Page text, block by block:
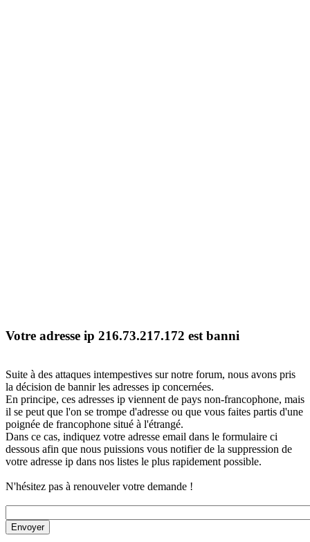
Votre adresse ip 216.73.217.172 est banni
Suite à des attaques intempestives sur notre forum, nous avons pris
la décision de bannir les adresses ip concernées.
En principe, ces adresses ip viennent de pays non-francophone, mais
il se peut que l'on se trompe d'adresse ou que vous faites partis d'une
poignée de francophone situé à l'étrangé.
Dans ce cas, indiquez votre adresse email dans le formulaire ci
dessous afin que nous puissions vous notifier de la suppression de
votre adresse ip dans nos listes le plus rapidement possible.
N'hésitez pas à renouveler votre demande !